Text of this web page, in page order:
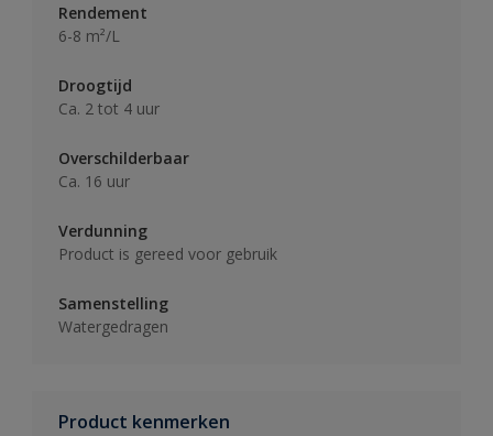
Rendement
6-8 m²/L
Droogtijd
Ca. 2 tot 4 uur
Overschilderbaar
Ca. 16 uur
Verdunning
Product is gereed voor gebruik
Samenstelling
Watergedragen
Product kenmerken